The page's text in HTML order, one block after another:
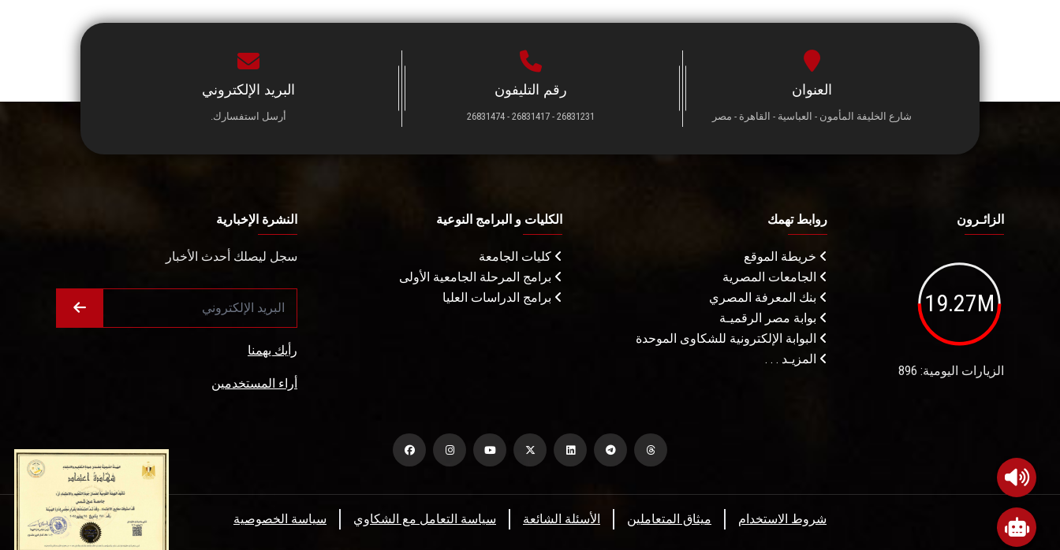
العنوان
شارع الخليفة المأمون - العباسية - القاهرة - مصر
رقم التليفون
26831231 - 26831417 - 26831474
البريد الإلكتروني
أرسل استفسارك.
الزائـرون
19.27M
الزيارات اليومية: 896
روابط تهمك
خريطة الموقع
الجامعات المصرية
بنك المعرفة المصري
بوابة مصر الرقميـة
البوابة الإلكترونية للشكاوى الموحدة
المزيـد . . .
الكليات و البرامج النوعية
كليات الجامعة
برامج المرحلة الجامعية الأولى
برامج الدراسات العليا
النشرة الإخبارية
سجل ليصلك أحدث الأخبار
رأيك يهمنا
أراء المستخدمين
سياسة الخصوصية سياسة التعامل مع الشكاوي الأسئلة الشائعة ميثاق المتعاملين شروط الاستخدام